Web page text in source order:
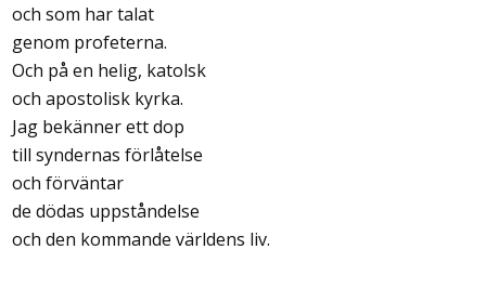
och som har talat
genom profeterna.
Och på en helig, katolsk
och apostolisk kyrka.
Jag bekänner ett dop
till syndernas förlåtelse
och förväntar
de dödas uppståndelse
och den kommande världens liv.